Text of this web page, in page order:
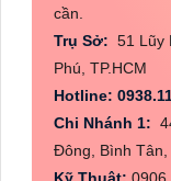
cần.
Trụ Sở: 51 Lũy
Phú, TP.HCM
Hotline:
Chi Nhánh 1:
Đông, Bình Tân,